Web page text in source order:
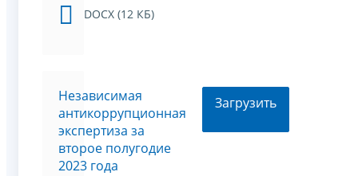
DOCX (12 КБ)
Независимая
антикоррупционная
экспертиза за
второе полугодие
2023 года
Загрузить